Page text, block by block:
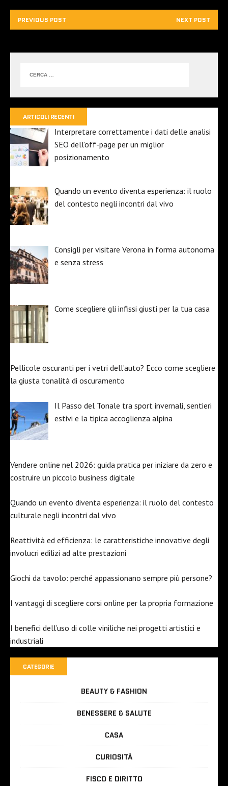
PREVIOUS POST NEXT POST
ARTICOLI RECENTI
Interpretare correttamente i dati delle analisi
SEO dell’off-page per un miglior
posizionamento
Quando un evento diventa esperienza: il ruolo
del contesto negli incontri dal vivo
Consigli per visitare Verona in forma autonoma
e senza stress
Come scegliere gli infissi giusti per la tua casa
Pellicole oscuranti per i vetri dell’auto? Ecco come scegliere
la giusta tonalità di oscuramento
Il Passo del Tonale tra sport invernali, sentieri
estivi e la tipica accoglienza alpina
Vendere online nel 2026: guida pratica per iniziare da zero e
costruire un piccolo business digitale
Quando un evento diventa esperienza: il ruolo del contesto
culturale negli incontri dal vivo
Reattività ed efficienza: le caratteristiche innovative degli
involucri edilizi ad alte prestazioni
Giochi da tavolo: perché appassionano sempre più persone?
I vantaggi di scegliere corsi online per la propria formazione
I benefici dell’uso di colle viniliche nei progetti artistici e
industriali
CATEGORIE
BEAUTY & FASHION
BENESSERE & SALUTE
CASA
CURIOSITÀ
FISCO E DIRITTO